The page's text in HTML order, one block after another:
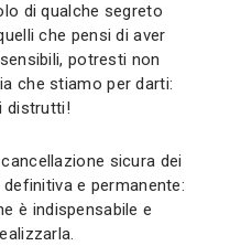
di qualche segreto
che pensi di aver
potresti non
che stiamo per darti:
distrutti!
sicura dei
e permanente:
è indispensabile e